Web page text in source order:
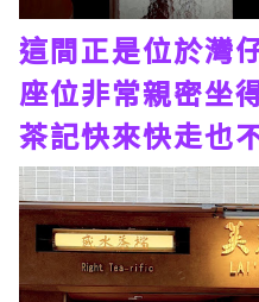
這間正是位於灣
座位非常親密坐
茶記快來快走也